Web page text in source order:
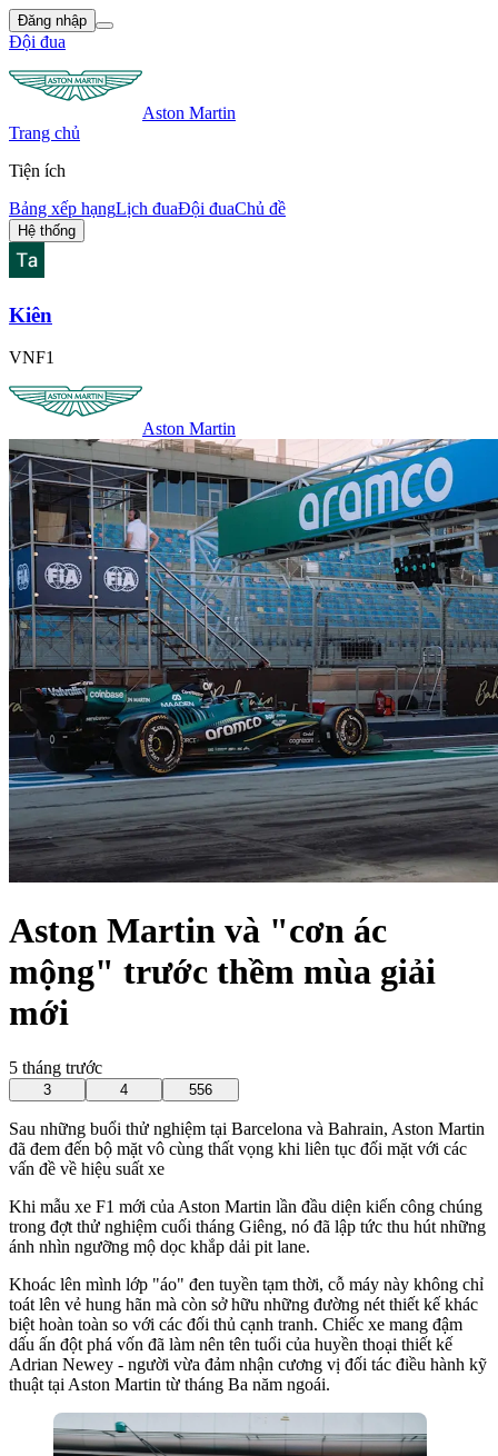
Đăng nhập
Đội đua
Aston Martin
Trang chủ
Tiện ích
Bảng xếp hạngLịch đuaĐội đuaChủ đề
Hệ thống
Kiên
VNF1
Aston Martin
Aston Martin và "cơn ác
mộng" trước thềm mùa giải
mới
5 tháng trước
3 4 556
Sau những buổi thử nghiệm tại Barcelona và Bahrain, Aston Martin
đã đem đến bộ mặt vô cùng thất vọng khi liên tục đối mặt với các
vấn đề về hiệu suất xe
Khi mẫu xe F1 mới của Aston Martin lần đầu diện kiến công chúng
trong đợt thử nghiệm cuối tháng Giêng, nó đã lập tức thu hút những
ánh nhìn ngưỡng mộ dọc khắp dải pit lane.
Khoác lên mình lớp "áo" đen tuyền tạm thời, cỗ máy này không chỉ
toát lên vẻ hung hãn mà còn sở hữu những đường nét thiết kế khác
biệt hoàn toàn so với các đối thủ cạnh tranh. Chiếc xe mang đậm
dấu ấn đột phá vốn đã làm nên tên tuổi của huyền thoại thiết kế
Adrian Newey - người vừa đảm nhận cương vị đối tác điều hành kỹ
thuật tại Aston Martin từ tháng Ba năm ngoái.